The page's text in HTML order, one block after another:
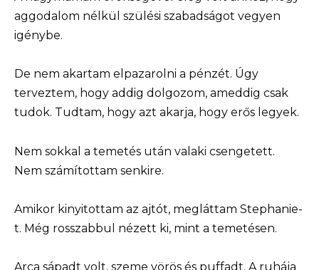
aggodalom nélkül szülési szabadságot vegyen
igénybe.
De nem akartam elpazarolni a pénzét. Úgy
terveztem, hogy addig dolgozom, ameddig csak
tudok. Tudtam, hogy azt akarja, hogy erős legyek.
Nem sokkal a temetés után valaki csengetett.
Nem számítottam senkire.
Amikor kinyitottam az ajtót, megláttam Stephanie-
t. Még rosszabbul nézett ki, mint a temetésen.
Arca sápadt volt, szeme vörös és puffadt. A ruhája